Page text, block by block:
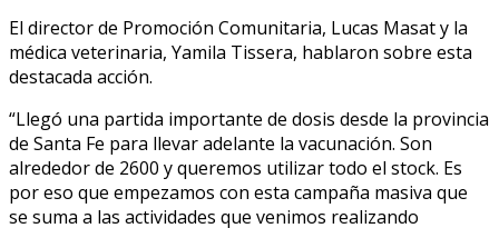
El director de Promoción Comunitaria, Lucas Masat y la
médica veterinaria, Yamila Tissera, hablaron sobre esta
destacada acción.
“Llegó una partida importante de dosis desde la provincia
de Santa Fe para llevar adelante la vacunación. Son
alrededor de 2600 y queremos utilizar todo el stock. Es
por eso que empezamos con esta campaña masiva que
se suma a las actividades que venimos realizando